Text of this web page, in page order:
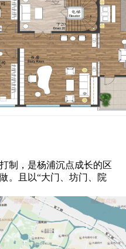
制，是杨浦沉点成长的区
。且以“大门、坊门、院